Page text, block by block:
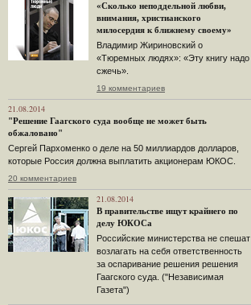
«Сколько неподдельной любви,
внимания, христианского
милосердия к ближнему своему»
Владимир Жириновский о
«Тюремных людях»: «Эту книгу надо
сжечь».
19 комментариев
21.08.2014
"Решение Гаагского суда вообще не может быть
обжаловано"
Сергей Пархоменко о деле на 50 миллиардов долларов,
которые Россия должна выплатить акционерам ЮКОС.
20 комментариев
21.08.2014
В правительстве ищут крайнего по
делу ЮКОСа
Российские министерства не спешат
возлагать на себя ответственность
за оспаривание решения решения
Гаагского суда. ("Независимая
Газета")